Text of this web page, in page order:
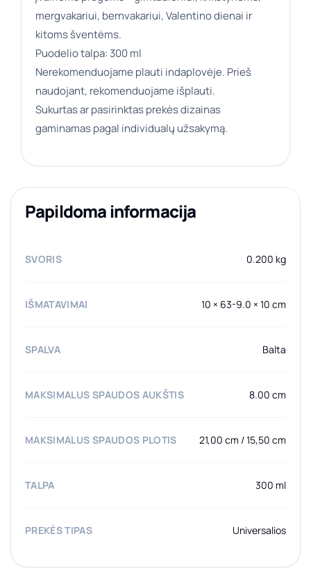
mergvakariui, bernvakariui, Valentino dienai ir
kitoms šventėms.
Puodelio talpa: 300 ml
Nerekomenduojame plauti indaplovėje. Prieš
naudojant, rekomenduojame išplauti.
Sukurtas ar pasirinktas prekės dizainas
gaminamas pagal individualų užsakymą.
Papildoma informacija
SVORIS 0.200 kg
IŠMATAVIMAI 10 × 63-9.0 × 10 cm
SPALVA Balta
MAKSIMALUS SPAUDOS AUKŠTIS 8.00 cm
MAKSIMALUS SPAUDOS PLOTIS 21,00 cm / 15,50 cm
TALPA 300 ml
PREKĖS TIPAS Universalios